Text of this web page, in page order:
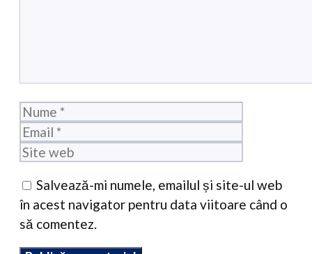
Nume
Salvează-mi numele, emailul și site-ul web
în acest navigator pentru data viitoare când o
să comentez.